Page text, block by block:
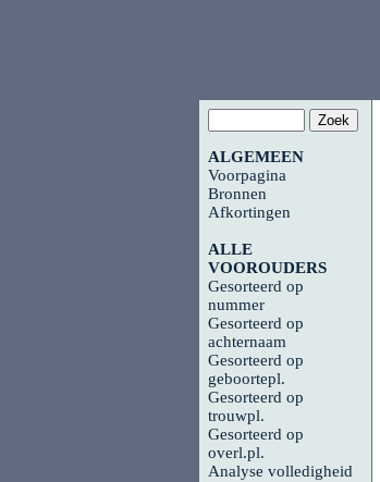
ALGEMEEN
Voorpagina
Bronnen
Afkortingen
ALLE
VOOROUDERS
Gesorteerd op
nummer
Gesorteerd op
achternaam
Gesorteerd op
geboortepl.
Gesorteerd op
trouwpl.
Gesorteerd op
overl.pl.
Analyse volledigheid